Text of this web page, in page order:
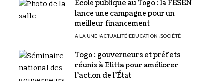
École publique au Togo : la FESEN
lance une campagne pour un
meilleur financement
A LA UNE ACTUALITÉ EDUCATION SOCIÉTÉ
Togo : gouverneurs et préfets
réunis à Blitta pour améliorer
l’action de l’État